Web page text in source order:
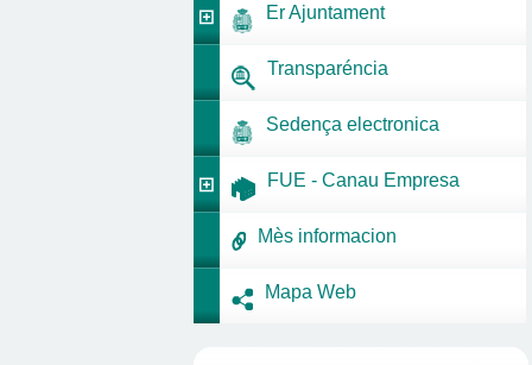
Er Ajuntament
Transparéncia
Sedença electronica
FUE - Canau Empresa
Mès informacion
Mapa Web